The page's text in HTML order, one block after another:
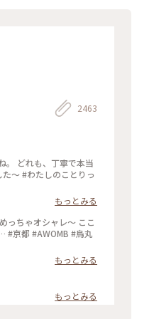
2463
。 どれも、丁寧で本当
〜 #わたしのことりっ
もっとみる
っちゃオシャレ〜 ここ
#京都 #AWOMB #烏丸
もっとみる
もっとみる